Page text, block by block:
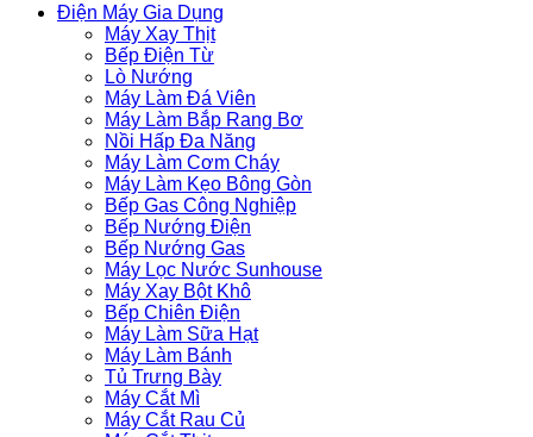
Điện Máy Gia Dụng
Máy Xay Thịt
Bếp Điện Từ
Lò Nướng
Máy Làm Đá Viên
Máy Làm Bắp Rang Bơ
Nồi Hấp Đa Năng
Máy Làm Cơm Cháy
Máy Làm Kẹo Bông Gòn
Bếp Gas Công Nghiệp
Bếp Nướng Điện
Bếp Nướng Gas
Máy Lọc Nước Sunhouse
Máy Xay Bột Khô
Bếp Chiên Điện
Máy Làm Sữa Hạt
Máy Làm Bánh
Tủ Trưng Bày
Máy Cắt Mì
Máy Cắt Rau Củ